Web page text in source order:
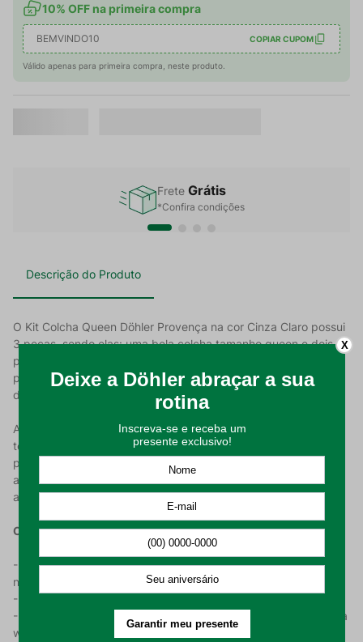
10% OFF na primeira compra
BEMVINDO10 COPIAR CUPOM
Válido apenas para primeira compra, neste produto.
Frete Grátis
*Confira condições
Descrição do Produto
O Kit Colcha Queen Döhler Provença na cor Cinza Claro possui
3 peças, sendo elas: uma bela colcha tamanho queen e dois
porta travesseiros. A composição deste kit colcha é de 100%
poliéster, o que garante uma sensação de leveza. A gramatura
de 260 g/m² contribui para o acabamento leve do produto.
A estampa da peça é de cor lisa, e seu diferencial está da
textura em waffle. O trançado percorre toda a extensão do
produto, conferindo uma aparência singular ao material. O
acabamento deste modelo é especial, e levará ao seu
ambiente um toque de sofisticação de forma clássica.
Características do Produto:
- Produzido em 100% poliéster, conferindo leveza e facilidade
na hora de lavar;
- Possui gramatura de 260 g/m²;
- Apresenta estampa lisa e tecido com acabamento em textura
waffle;
X